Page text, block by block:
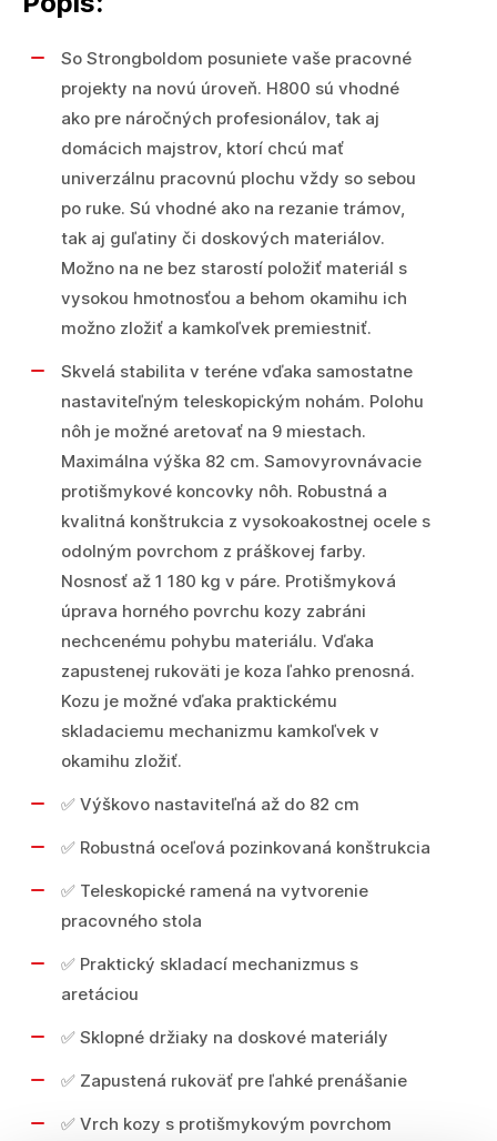
So Strongboldom posuniete vaše pracovné
projekty na novú úroveň. H800 sú vhodné
ako pre náročných profesionálov, tak aj
domácich majstrov, ktorí chcú mať
univerzálnu pracovnú plochu vždy so sebou
po ruke. Sú vhodné ako na rezanie trámov,
tak aj guľatiny či doskových materiálov.
Možno na ne bez starostí položiť materiál s
vysokou hmotnosťou a behom okamihu ich
možno zložiť a kamkoľvek premiestniť.
Skvelá stabilita v teréne vďaka samostatne
nastaviteľným teleskopickým nohám. Polohu
nôh je možné aretovať na 9 miestach.
Maximálna výška 82 cm. Samovyrovnávacie
protišmykové koncovky nôh. Robustná a
kvalitná konštrukcia z vysokoakostnej ocele s
odolným povrchom z práškovej farby.
Nosnosť až 1 180 kg v páre. Protišmyková
úprava horného povrchu kozy zabráni
nechcenému pohybu materiálu. Vďaka
zapustenej rukoväti je koza ľahko prenosná.
Kozu je možné vďaka praktickému
skladaciemu mechanizmu kamkoľvek v
okamihu zložiť.
✅ Výškovo nastaviteľná až do 82 cm
✅ Robustná oceľová pozinkovaná konštrukcia
✅ Teleskopické ramená na vytvorenie
pracovného stola
✅ Praktický skladací mechanizmus s
aretáciou
✅ Sklopné držiaky na doskové materiály
✅ Zapustená rukoväť pre ľahké prenášanie
✅ Vrch kozy s protišmykovým povrchom